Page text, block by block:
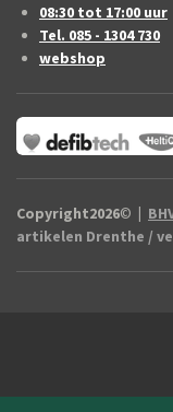
08:30 tot 17:00 uur
Tel. 085 - 1304 730
webshop
Copyright2026© |
artikelen Drenthe /